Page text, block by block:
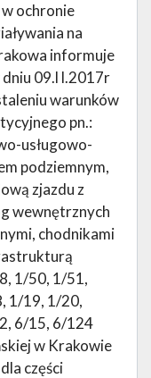
ochronie
na
informuje
dniu 09.l l.2017r
warunków
pn.:
usługowo-
podziemnym,
zjazdu z
wewnętrznych
chodnikami
1/50, 1/51,
1/19, 1/20,
6/15, 6/124
w Krakowie
części